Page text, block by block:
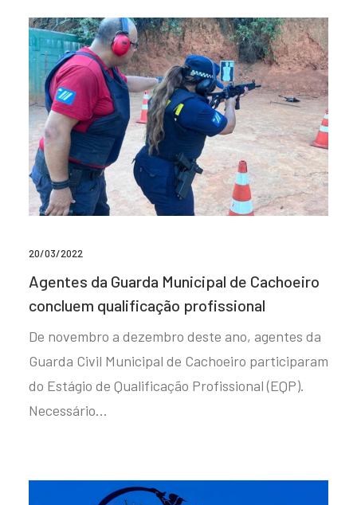
20/03/2022
Agentes da Guarda Municipal de Cachoeiro
concluem qualificação profissional
De novembro a dezembro deste ano, agentes da
Guarda Civil Municipal de Cachoeiro participaram
do Estágio de Qualificação Profissional (EQP).
Necessário…